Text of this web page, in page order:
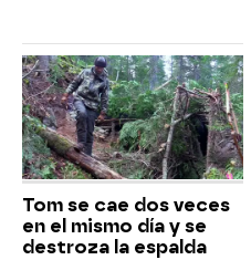
Tom se cae dos veces
en el mismo día y se
destroza la espalda